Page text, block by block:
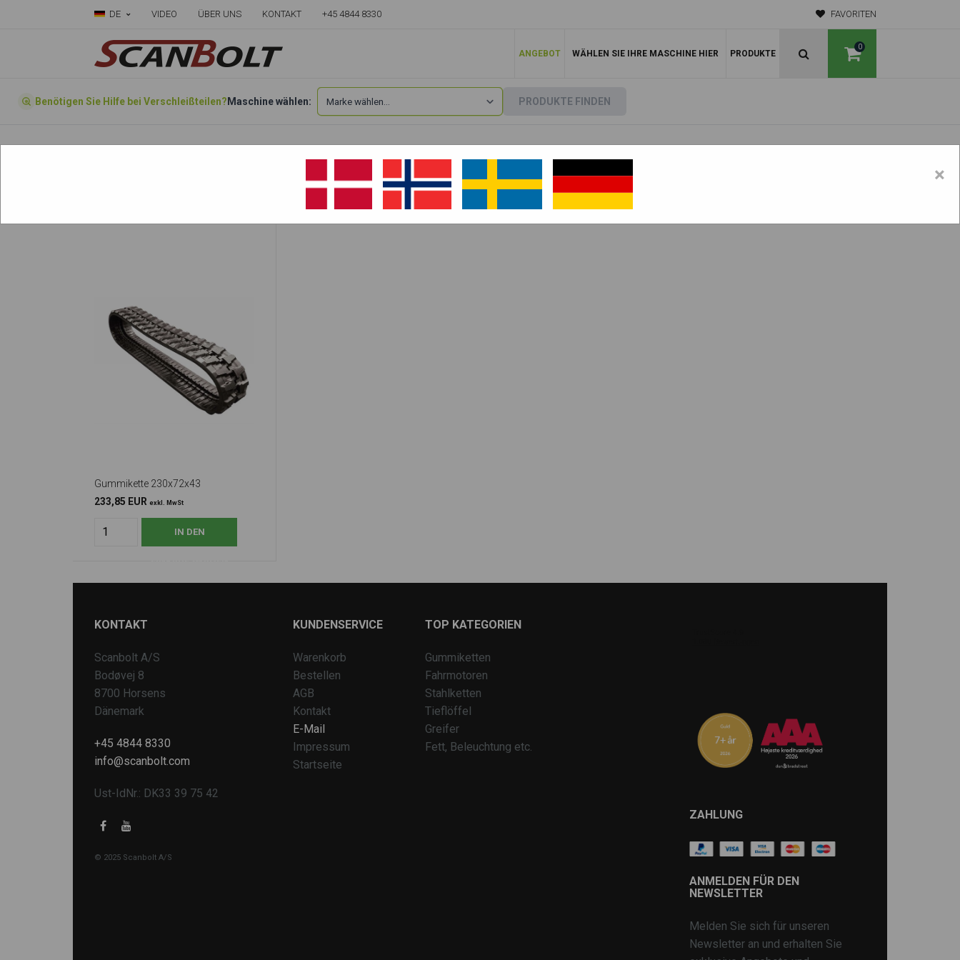
DE VIDEO ÜBER UNS KONTAKT +45 4844 8330 FAVORITEN
0
ANGEBOT WÄHLEN SIE IHRE MASCHINE HIER PRODUKTE
Benötigen Sie Hilfe bei Verschleißteilen? Maschine wählen: PRODUKTE FINDEN
Gummikette 230x72x43
233,85 EUR exkl. MwSt
KONTAKT
Scanbolt A/S
Bodøvej 8
8700 Horsens
Dänemark
+45 4844 8330
info@scanbolt.com
Ust-IdNr.: DK33 39 75 42
© 2025 Scanbolt A/S
KUNDENSERVICE
Warenkorb
Bestellen
AGB
Kontakt
E-Mail
Impressum
Startseite
TOP KATEGORIEN
Gummiketten
Fahrmotoren
Stahlketten
Tieflöffel
Greifer
Fett, Beleuchtung etc.
ZAHLUNG
ANMELDEN FÜR DEN
NEWSLETTER
Melden Sie sich für unseren
Newsletter an und erhalten Sie
×